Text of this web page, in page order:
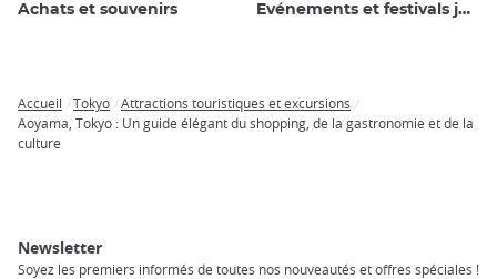
Achats et souvenirs Evénements et festivals japonais
Breadcrumb
Accueil Tokyo
Attractions touristiques et excursions
Aoyama, Tokyo : Un guide élégant du shopping, de la gastronomie et de la
culture
Newsletter
Soyez les premiers informés de toutes nos nouveautés et offres spéciales !